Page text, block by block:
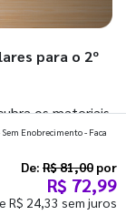
para o 2º
os materiais
Enobrecimento - Faca
De: R$ 81,00 por
R$ 72,99
R$ 24,33 sem juros